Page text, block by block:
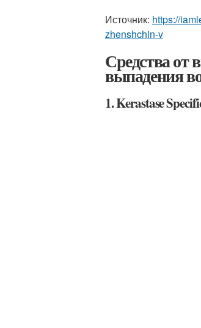
Источник: https://
zhenshchin-v
Средства от
выпадения
1. Kerastase